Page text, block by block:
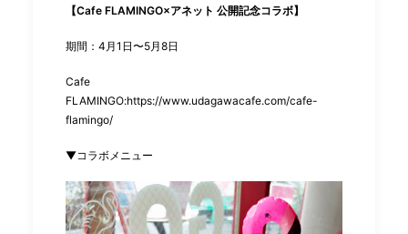
【Cafe FLAMINGO×アネット 公開記念コラボ】
期間：4月1日〜5月8日
Cafe
FLAMINGO:https://www.udagawacafe.com/cafe-
flamingo/
▼コラボメニュー